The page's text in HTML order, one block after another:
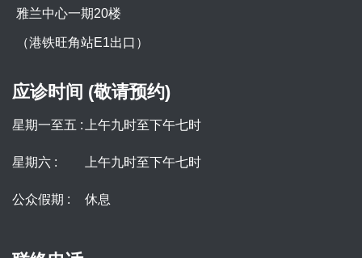
雅兰中心一期20楼
（港铁旺角站E1出口）
应诊时间 (敬请预约)
星期一至五 : 上午九时至下午七时
星期六 : 上午九时至下午七时
公众假期 : 休息